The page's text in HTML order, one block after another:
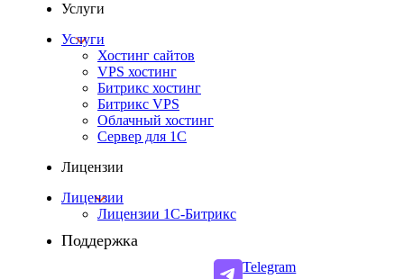
Услуги
Услуги
Хостинг сайтов
VPS хостинг
Битрикс хостинг
Битрикс VPS
Облачный хостинг
Cервер для 1С
Лицензии
Лицензии
Лицензии 1С-Битрикс
Поддержка
Telegram